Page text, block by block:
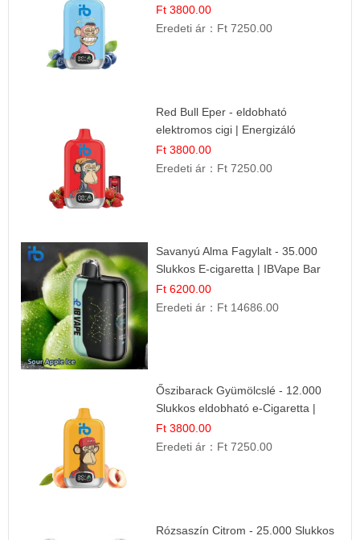
Ft 3800.00
Eredeti ár： Ft 7250.00
Red Bull Eper - eldobható
elektromos cigi | Energizáló
Gyümölcs Íz
Ft 3800.00
Eredeti ár： Ft 7250.00
Savanyú Alma Fagylalt - 35.000
Slukkos E-cigaretta | IBVape Bar
Ft 6200.00
Eredeti ár： Ft 14686.00
Őszibarack Gyümölcslé - 12.000
Slukkos eldobható e-Cigaretta |
Friss Gyümölcs Íz
Ft 3800.00
Eredeti ár： Ft 7250.00
Rózsaszín Citrom - 25.000 Slukkos